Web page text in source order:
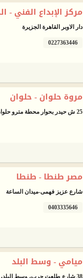
مركز الإبداع الفني -
دار الاوبر القاهرة الجزيرة
0227363446
مروة حلوان - حلوان
25 ش حيدر بحوار محطة مترو حلوان.
مصر طنطا - طنطا
شارع عزيز فهمى-ميدان الساعة
0403335646
ميامي - وسط البلد
38 شارع طلعت حرب، وسط البلد، القاهرة